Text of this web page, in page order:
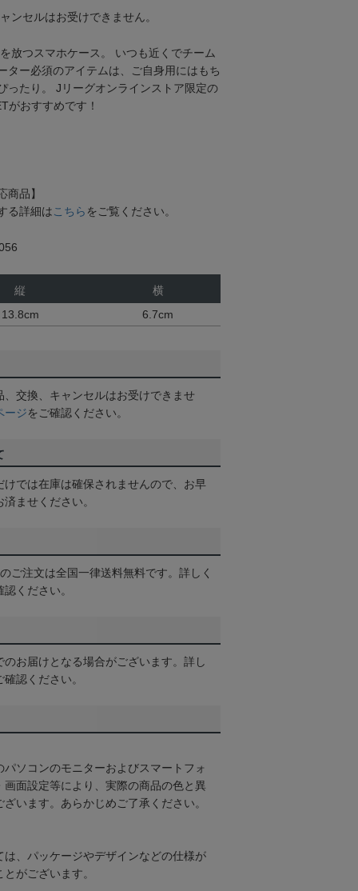
ンセルはお受けできません。
放つスマホケース。 いつも近くでチーム
ター必須のアイテムは、ご自身用にはもち
ったり。 Jリーグオンラインストア限定の
がおすすめです！
商品】
る詳細は こちら をご覧ください。
縦
横
13.8cm
6.7cm
交換、キャンセルはお受けできませ
ージをご確認ください。
けでは在庫は確保されませんので、お早
ませください。
ご注文は全国一律送料無料です。詳しく
認ください。
お届けとなる場合がございます。詳し
確認ください。
ソコンのモニターおよびスマートフォ
画面設定等により、実際の商品の色と異
います。あらかじめご了承ください。
は、パッケージやデザインなどの仕様が
がございます。